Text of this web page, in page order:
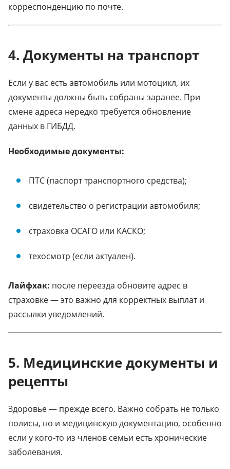
корреспонденцию по почте.
4. Документы на транспорт
Если у вас есть автомобиль или мотоцикл, их
документы должны быть собраны заранее. При
смене адреса нередко требуется обновление
данных в ГИБДД.
Необходимые документы:
ПТС (паспорт транспортного средства);
свидетельство о регистрации автомобиля;
страховка ОСАГО или КАСКО;
техосмотр (если актуален).
Лайфхак: после переезда обновите адрес в
страховке — это важно для корректных выплат и
рассылки уведомлений.
5. Медицинские документы и
рецепты
Здоровье — прежде всего. Важно собрать не только
полисы, но и медицинскую документацию, особенно
если у кого-то из членов семьи есть хронические
заболевания.